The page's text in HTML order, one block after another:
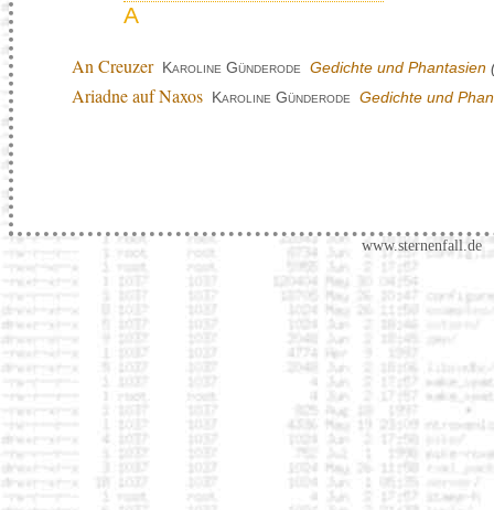
A
An Creuzer Karoline Günderode Gedichte und Phantasien
Ariadne auf Naxos Karoline Günderode Gedichte und
www.sternenfall.de